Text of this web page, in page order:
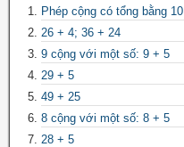
Phép cộng có tổng bằng 10
26 + 4; 36 + 24
9 cộng với một số: 9 + 5
29 + 5
49 + 25
8 cộng với một số: 8 + 5
28 + 5